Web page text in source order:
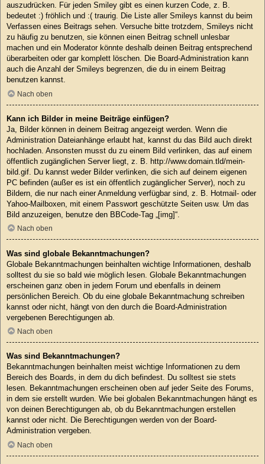
auszudrücken. Für jeden Smiley gibt es einen kurzen Code, z. B.
bedeutet :) fröhlich und :( traurig. Die Liste aller Smileys kannst du beim
Verfassen eines Beitrags sehen. Versuche bitte trotzdem, Smileys nicht
zu häufig zu benutzen, sie können einen Beitrag schnell unlesbar
machen und ein Moderator könnte deshalb deinen Beitrag entsprechend
überarbeiten oder gar komplett löschen. Die Board-Administration kann
auch die Anzahl der Smileys begrenzen, die du in einem Beitrag
benutzen kannst.
Nach oben
Kann ich Bilder in meine Beiträge einfügen?
Ja, Bilder können in deinem Beitrag angezeigt werden. Wenn die
Administration Dateianhänge erlaubt hat, kannst du das Bild auch direkt
hochladen. Ansonsten musst du zu einem Bild verlinken, das auf einem
öffentlich zugänglichen Server liegt, z. B. http://www.domain.tld/mein-
bild.gif. Du kannst weder Bilder verlinken, die sich auf deinem eigenen
PC befinden (außer es ist ein öffentlich zugänglicher Server), noch zu
Bildern, die nur nach einer Anmeldung verfügbar sind, z. B. Hotmail- oder
Yahoo-Mailboxen, mit einem Passwort geschützte Seiten usw. Um das
Bild anzuzeigen, benutze den BBCode-Tag „[img]“.
Nach oben
Was sind globale Bekanntmachungen?
Globale Bekanntmachungen beinhalten wichtige Informationen, deshalb
solltest du sie so bald wie möglich lesen. Globale Bekanntmachungen
erscheinen ganz oben in jedem Forum und ebenfalls in deinem
persönlichen Bereich. Ob du eine globale Bekanntmachung schreiben
kannst oder nicht, hängt von den durch die Board-Administration
vergebenen Berechtigungen ab.
Nach oben
Was sind Bekanntmachungen?
Bekanntmachungen beinhalten meist wichtige Informationen zu dem
Bereich des Boards, in dem du dich befindest. Du solltest sie stets
lesen. Bekanntmachungen erscheinen oben auf jeder Seite des Forums,
in dem sie erstellt wurden. Wie bei globalen Bekanntmachungen hängt es
von deinen Berechtigungen ab, ob du Bekanntmachungen erstellen
kannst oder nicht. Die Berechtigungen werden von der Board-
Administration vergeben.
Nach oben